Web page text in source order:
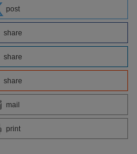
post
share
share
share
mail
print